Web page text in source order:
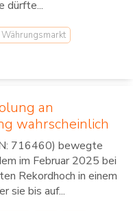
dürfte...
Währungsmarkt
an
wahrscheinlich
716460) bewegte
im Februar 2025 bei
Rekordhoch in einem
sie bis auf...